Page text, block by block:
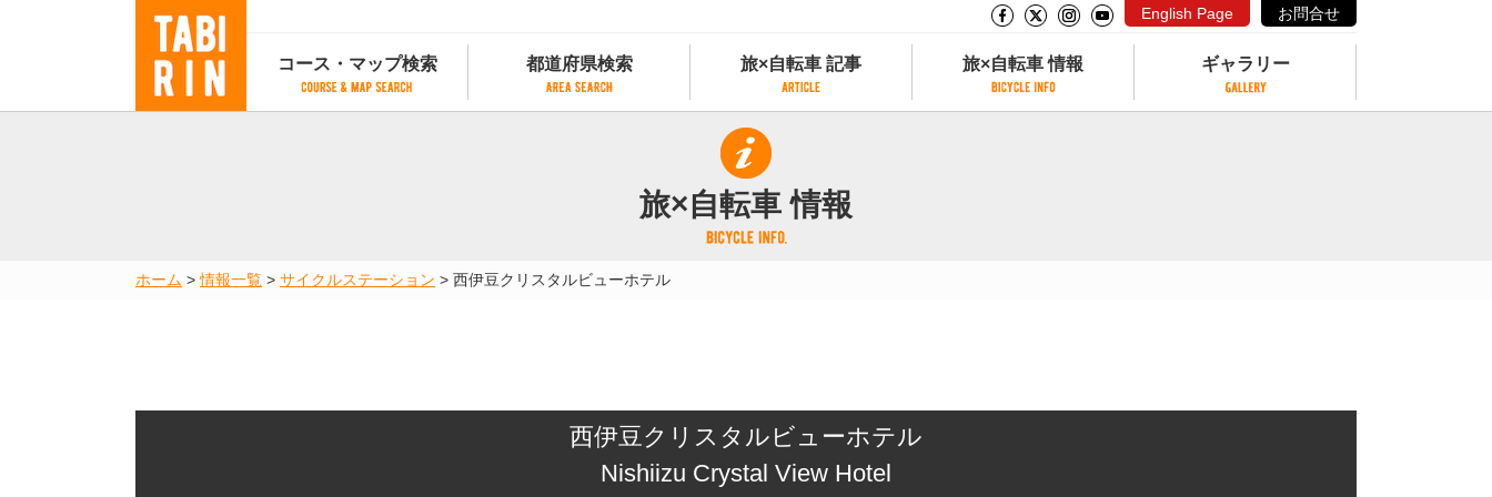
English Page お問合せ
コース・マップ検索
地図から検索
都道府県検索
都道府県別サイクリング情報
都道府県アクセスランキング
旅×自転車 記事
旅×自転車 記事
記事一覧
カテゴリから探す
旅×自転車 情報
サイクリストにやさしい宿
サイクルトレイン
タンデム自転車があるレンタサイクル
ギャラリー
旅×自転車 情報
ホーム >情報一覧 > サイクルステーション > 西伊豆クリスタルビューホテル
西伊豆クリスタルビューホテル
Nishiizu Crystal View Hotel